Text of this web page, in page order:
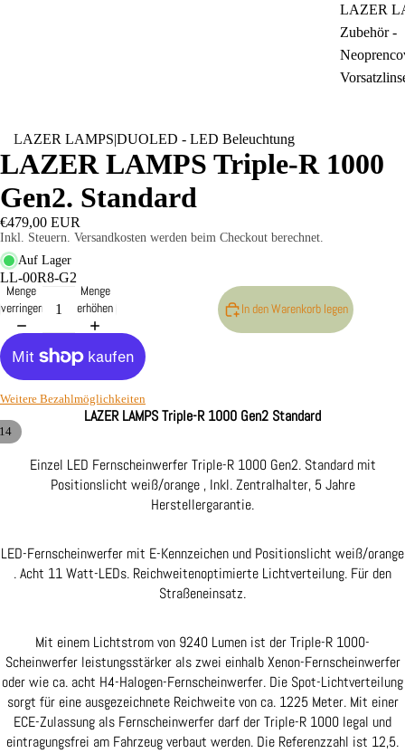
LAZER
Zubehör -
LAZER LAMPS|DUOLED - LED Beleuchtung
LAZER LAMPS Triple-R 1000
Gen2. Standard
€479,00 EUR
Inkl. Steuern. Versandkosten werden beim Checkout berechnet.
Auf Lager
LL-00R8-G2
Menge
verringern
Menge
erhöhen
In den Warenkorb legen
Weitere Bezahlmöglichkeiten
LAZER LAMPS Triple-R 1000 Gen2 Standard
Einzel LED Fernscheinwerfer Triple-R 1000 Gen2. Standard mit
Positionslicht weiß/orange , Inkl. Zentralhalter, 5 Jahre
Herstellergarantie.
LED-Fernscheinwerfer mit E-Kennzeichen und Positionslicht weiß/orange
. Acht 11 Watt-LEDs. Reichweitenoptimierte Lichtverteilung. Für den
Straßeneinsatz.
Mit einem Lichtstrom von 9240 Lumen ist der Triple-R 1000-
Scheinwerfer leistungsstärker als zwei einhalb Xenon-Fernscheinwerfer
oder wie ca. acht H4-Halogen-Fernscheinwerfer. Die Spot-Lichtverteilung
sorgt für eine ausgezeichnete Reichweite von ca. 1225 Meter. Mit einer
ECE-Zulassung als Fernscheinwerfer darf der Triple-R 1000 legal und
eintragungsfrei am Fahrzeug verbaut werden. Die Referenzzahl ist 12,5.